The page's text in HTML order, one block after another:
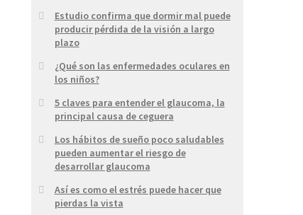
Estudio confirma que dormir mal puede
producir pérdida de la visión a largo
plazo
¿Qué son las enfermedades oculares en
los niños?
5 claves para entender el glaucoma, la
principal causa de ceguera
Los hábitos de sueño poco saludables
pueden aumentar el riesgo de
desarrollar glaucoma
Así es como el estrés puede hacer que
pierdas la vista